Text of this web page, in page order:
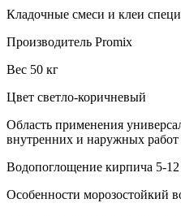
Кладочные смеси и клеи
Производитель Promix
Вес 50 кг
Цвет светло-коричневый
Область применения
внутренних и наружных работ
Водопоглощение кирпича 5-
Особенности морозостойкий